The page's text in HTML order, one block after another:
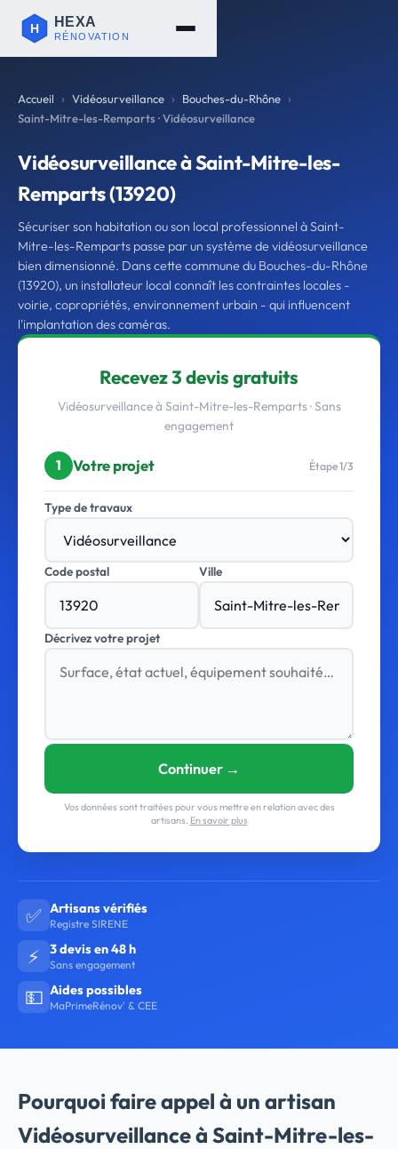
Accueil Vidéosurveillance
Bouches-du-Rhône
Saint-Mitre-les-Remparts · Vidéosurveillance
Vidéosurveillance à Saint-Mitre-les-
Remparts (13920)
Sécuriser son habitation ou son local professionnel à Saint-
Mitre-les-Remparts passe par un système de vidéosurveillance
bien dimensionné. Dans cette commune du Bouches-du-Rhône
(13920), un installateur local connaît les contraintes locales -
voirie, copropriétés, environnement urbain - qui influencent
l'implantation des caméras.
Recevez 3 devis gratuits
Vidéosurveillance à Saint-Mitre-les-Remparts · Sans
engagement
1 Votre projet Étape 1/3
Type de travaux
Code postal Ville
Décrivez votre projet
Continuer →
Vos données sont traitées pour vous mettre en relation avec des
artisans. En savoir plus
✅ Artisans vérifiés
Registre SIRENE
⚡ 3 devis en 48 h
Sans engagement
💵 Aides possibles
MaPrimeRénov' & CEE
Pourquoi faire appel à un artisan
Vidéosurveillance à Saint-Mitre-les-